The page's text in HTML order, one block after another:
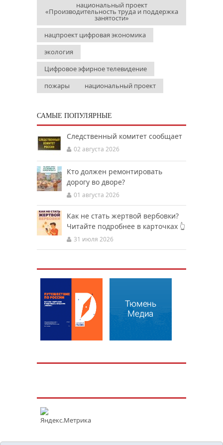
национальный проект
«Производительность труда и поддержка
занятости»
нацпроект цифровая экономика
экология
Цифровое эфирное телевидение
пожары
национальный проект
САМЫЕ ПОПУЛЯРНЫЕ
Следственный комитет сообщает
02 августа 2026
Кто должен ремонтировать
дорогу во дворе?
01 августа 2026
Как не стать жертвой вербовки?
Читайте подробнее в карточках 👆
31 июля 2026